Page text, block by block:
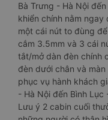
Bà Trưng - Hà Nội
khiển chính nằm
một cái nút to đùng
cắm 3.5mm và 3 cái
tắt/mở dàn đèn chính
đèn dưới chân và
phục vụ hành khách
- Hà Nội đến Bình Lục
Lưu ý 2 cabin cuối